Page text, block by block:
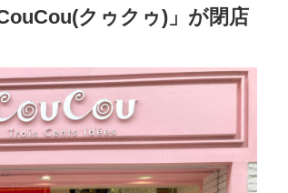
クゥクゥ)」が閉店